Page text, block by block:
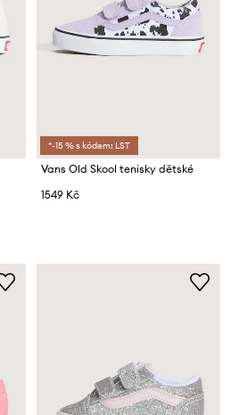
*-15 % s kódem: LST
Vans Old Skool tenisky dětské
1549 Kč